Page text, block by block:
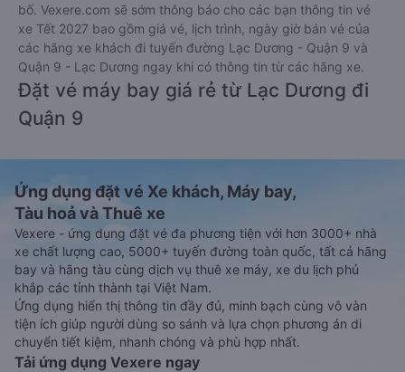
bố. Vexere.com sẽ sớm thông báo cho các bạn thông tin vé
xe Tết 2027 bao gồm giá vé, lịch trình, ngày giờ bán vé của
các hãng xe khách đi tuyến đường Lạc Dương - Quận 9 và
Quận 9 - Lạc Dương ngay khi có thông tin từ các hãng xe.
Đặt vé máy bay giá rẻ từ Lạc Dương đi
Quận 9
Ứng dụng đặt vé Xe khách, Máy bay,
Tàu hoả và Thuê xe
Vexere - ứng dụng đặt vé đa phương tiện với hơn 3000+ nhà
xe chất lượng cao, 5000+ tuyến đường toàn quốc, tất cả hãng
bay và hãng tàu cùng dịch vụ thuê xe máy, xe du lịch phủ
khắp các tỉnh thành tại Việt Nam.
Ứng dụng hiển thị thông tin đầy đủ, minh bạch cùng vô vàn
tiện ích giúp người dùng so sánh và lựa chọn phương án di
chuyển tiết kiệm, nhanh chóng và phù hợp nhất.
Tải ứng dụng Vexere ngay